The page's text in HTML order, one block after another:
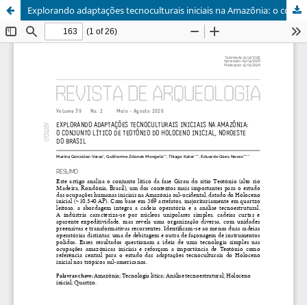
Explorando adaptações tecnoculturais iniciais na Amazônia: o conjunto lítico de Teotônio do holoceno inicial, noroeste do Brasil